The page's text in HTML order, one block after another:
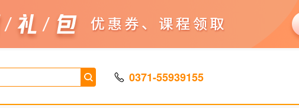
0371-55939155